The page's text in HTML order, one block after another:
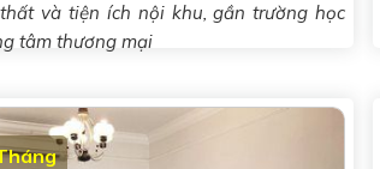
và tiện ích nội khu, gần trường học
tâm thương mại